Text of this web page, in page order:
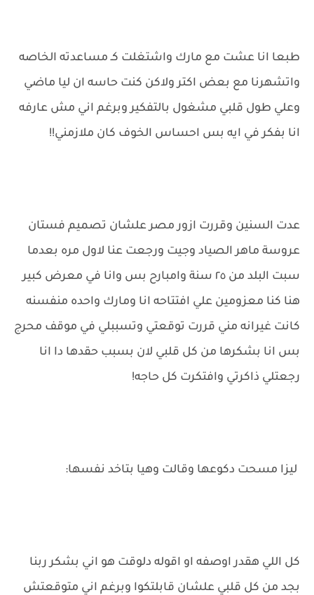
طبعا انا عشت مع مارك واشتغلت كـ مساعدته الخاصه
واتشهرنا مع بعض اكتر ولاكن كنت حاسه ان ليا ماضي
وعلي طول قلبي مشغول بالتفكير وبرغم اني مش عارفه
انا بفكر في ايه بس احساس الخوف كان ملازمني!!
عدت السنين وقررت ازور مصر علشان تصميم فستان
عروسة ماهر الصياد وجيت ورجعت عنا لاول مره بعدما
سبت البلد من ٢٥ سنة وامبارح بس وانا في معرض كبير
هنا كنا معزومين علي افتتاحه انا ومارك واحده منفسنه
كانت غيرانه مني قررت توقعتي وتسببلي في موقف محرج
بس انا بشكرها من كل قلبي لان بسبب حقدها دا انا
رجعتلي ذاكرتي وافتكرت كل حاجه!
ليزا مسحت دكوعها وقالت وهيا بتاخد نفسها:
كل اللي هقدر اوصفه او اقوله دلوقت هو اني بشكر ربنا
بجد من كل قلبي علشان قابلتكوا وبرغم اني متوقعتش